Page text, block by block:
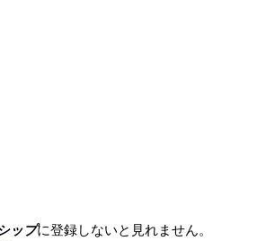
ップに登録しないと見れません。